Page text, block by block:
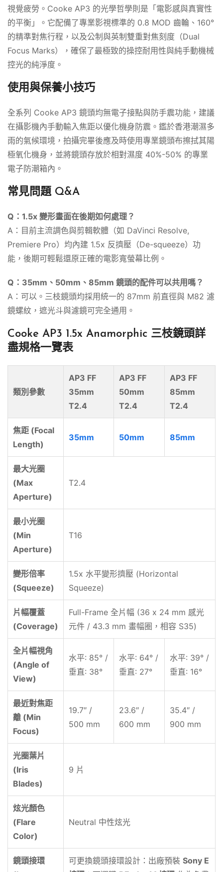
視覺疲勞。Cooke AP3 的光學哲學則是「電影感與真實性
的平衡」。它配備了專業影視標準的 0.8 MOD 齒輪、160°
的精準對焦行程，以及公制與英制雙重對焦刻度（Dual
Focus Marks），確保了最極致的操控耐用性與純手動機械
控光的純淨度。
使用與保養小技巧
全系列 Cooke AP3 鏡頭均無電子接點與防手震功能，建議
在攝影機內手動輸入焦距以優化機身防震。鑑於香港潮濕多
雨的氣候環境，拍攝完畢後應及時使用專業鏡頭布擦拭其陽
極氧化機身，並將鏡頭存放於相對濕度 40%-50% 的專業
電子防潮箱內。
常見問題 Q&A
Q：1.5x 變形畫面在後期如何處理？
A：目前主流調色與剪輯軟體（如 DaVinci Resolve,
Premiere Pro）均內建 1.5x 反擠壓（De-squeeze）功
能，後期可輕鬆還原正確的電影寬螢幕比例。
Q：35mm、50mm、85mm 鏡頭的配件可以共用嗎？
A：可以。三枝鏡頭均採用統一的 87mm 前直徑與 M82 濾
鏡螺紋，遮光斗與濾鏡可完全通用。
Cooke AP3 1.5x Anamorphic 三枝鏡頭詳
盡規格一覽表
類別參數
AP3 FF
35mm
T2.4
AP3 FF
50mm
T2.4
AP3 FF
85mm
T2.4
焦距 (Focal
Length)
35mm 50mm 85mm
最大光圈
(Max
Aperture)
T2.4
最小光圈
(Min
Aperture)
T16
變形倍率
(Squeeze)
1.5x 水平變形擠壓 (Horizontal
Squeeze)
片幅覆蓋
(Coverage)
Full-Frame 全片幅 (36 x 24 mm 感光
元件 / 43.3 mm 畫幅圈，相容 S35)
全片幅視角
(Angle of
View)
水平: 85° /
垂直: 38°
水平: 64° /
垂直: 27°
水平: 39° /
垂直: 16°
最近對焦距
離 (Min
Focus)
19.7″ /
500 mm
23.6″ /
600 mm
35.4″ /
900 mm
光圈葉片
(Iris
Blades)
9 片
炫光顏色
(Flare
Color)
Neutral 中性炫光
鏡頭接環
可更換鏡頭接環設計：出廠預裝 Sony E